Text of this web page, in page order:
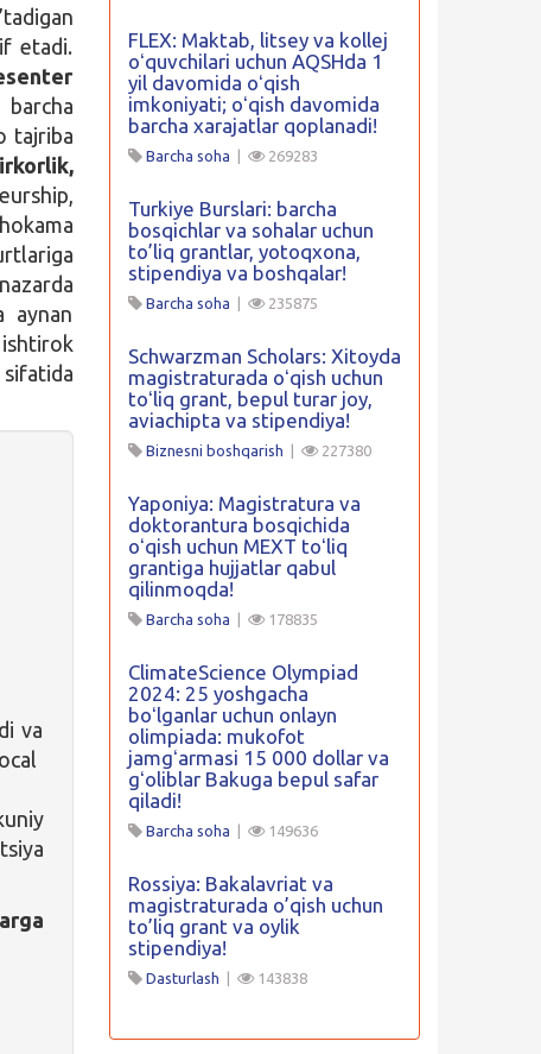
etadi.
tajriba
aynan
sifatida
va
FLEX: Maktab, litsey va kollej
oʻquvchilari uchun AQSHda 1
yil davomida oʻqish
imkoniyati; oʻqish davomida
barcha xarajatlar qoplanadi!
Barcha soha 269283
Turkiye Burslari: barcha
bosqichlar va sohalar uchun
to’liq grantlar, yotoqxona,
stipendiya va boshqalar!
Barcha soha 235875
Schwarzman Scholars: Xitoyda
magistraturada oʻqish uchun
toʻliq grant, bepul turar joy,
aviachipta va stipendiya!
Biznesni boshqarish 227380
Yaponiya: Magistratura va
doktorantura bosqichida
oʻqish uchun MEXT toʻliq
grantiga hujjatlar qabul
qilinmoqda!
Barcha soha 178835
ClimateScience Olympiad
2024: 25 yoshgacha
boʻlganlar uchun onlayn
olimpiada: mukofot
jamgʻarmasi 15 000 dollar va
gʻoliblar Bakuga bepul safar
qiladi!
Barcha soha 149636
Rossiya: Bakalavriat va
magistraturada o’qish uchun
to’liq grant va oylik
stipendiya!
Dasturlash 143838